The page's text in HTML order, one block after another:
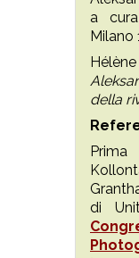
a
Milano
della
di